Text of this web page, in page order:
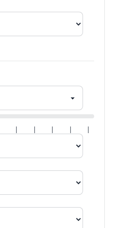
| | | | |